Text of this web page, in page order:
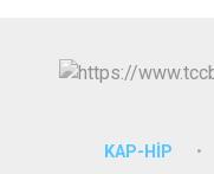
KAP-HİP